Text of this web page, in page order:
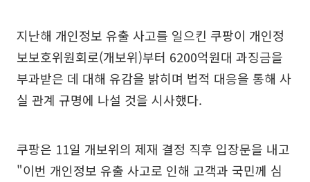
지난해 개인정보 유출 사고를 일으킨 쿠팡이 개인정
보보호위원회로(개보위)부터 6200억원대 과징금을
부과받은 데 대해 유감을 밝히며 법적 대응을 통해 사
실 관계 규명에 나설 것을 시사했다.
쿠팡은 11일 개보위의 제재 결정 직후 입장문을 내고
"이번 개인정보 유출 사고로 인해 고객과 국민께 심